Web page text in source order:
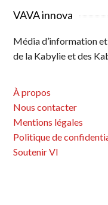
VAVA innova
Média d’information
de la Kabylie et des
À propos
Nous contacter
Mentions légales
Politique de
Soutenir VI